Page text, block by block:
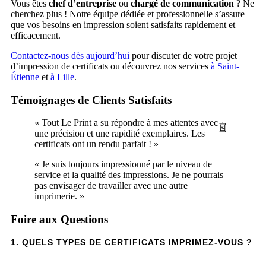
Vous êtes chef d’entreprise ou chargé de communication ? Ne
cherchez plus ! Notre équipe dédiée et professionnelle s’assure
que vos besoins en impression soient satisfaits rapidement et
efficacement.
Contactez-nous dès aujourd’hui pour discuter de votre projet
d’impression de certificats ou découvrez nos services à Saint-
Étienne et à Lille.
Témoignages de Clients Satisfaits
« Tout Le Print a su répondre à mes attentes avec
une précision et une rapidité exemplaires. Les
certificats ont un rendu parfait ! »
« Je suis toujours impressionné par le niveau de
service et la qualité des impressions. Je ne pourrais
pas envisager de travailler avec une autre
imprimerie. »
Foire aux Questions
1. QUELS TYPES DE CERTIFICATS IMPRIMEZ-VOUS ?